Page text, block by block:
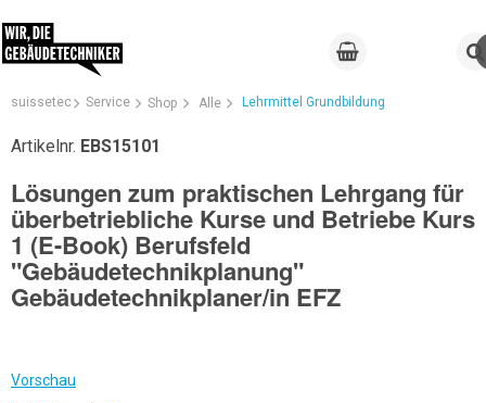
suissetec Service Shop Alle Lehrmittel Grundbildung
Artikelnr. EBS15101
Lösungen zum praktischen Lehrgang für
überbetriebliche Kurse und Betriebe Kurs
1 (E-Book) Berufsfeld
"Gebäudetechnikplanung"
Gebäudetechnikplaner/in EFZ
Vorschau